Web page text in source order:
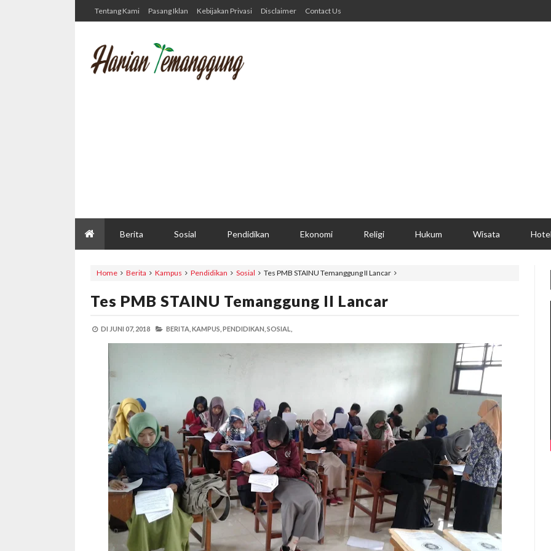
Tentang Kami Pasang Iklan Kebijakan Privasi Disclaimer Contact Us
Berita Sosial Pendidikan Ekonomi Religi Hukum Wisata Hotel
Home Berita Kampus Pendidikan Sosial Tes PMB STAINU Temanggung II Lancar
Tes PMB STAINU Temanggung II Lancar
DI JUNI 07, 2018 BERITA, KAMPUS, PENDIDIKAN, SOSIAL,